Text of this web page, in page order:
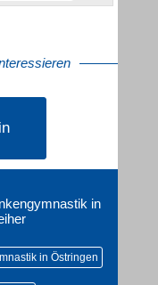
in
in Östringen